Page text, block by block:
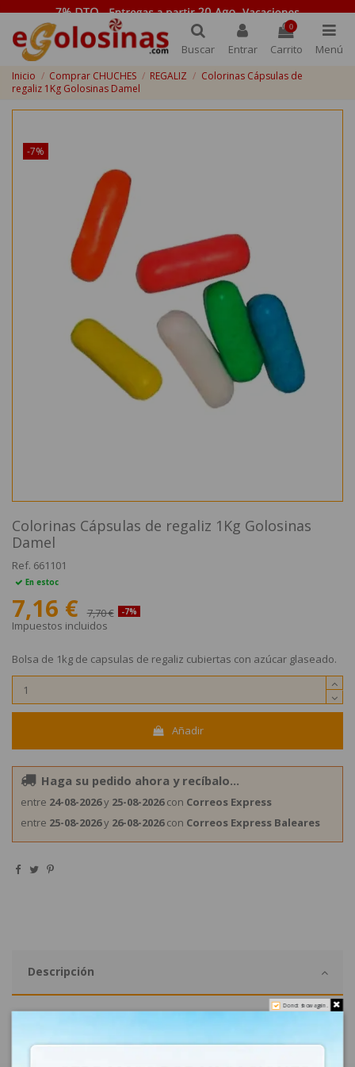
Buscar Entrar
0
Carrito Menú
Inicio Comprar CHUCHES REGALIZ
Colorinas Cápsulas de
regaliz 1Kg Golosinas Damel
-7%
Colorinas Cápsulas de regaliz 1Kg Golosinas
Damel
Ref. 661101
En estoc
7,16 € 7,70 € -7%
Impuestos incluidos
Bolsa de 1kg de capsulas de regaliz cubiertas con azúcar glaseado.
Añadir
Haga su pedido ahora y recíbalo...
entre 24-08-2026y 25-08-2026con Correos Express
entre 25-08-2026y 26-08-2026con Correos Express Baleares
Descripción
En eGolosinas.com tu tienda de golosinas puedes encontrar todo
Do not show again.